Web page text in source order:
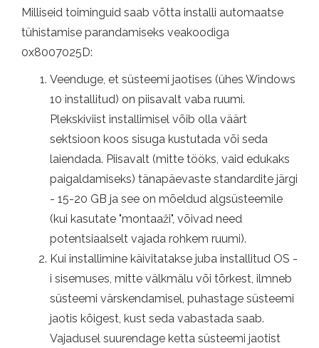
Milliseid toiminguid saab võtta installi automaatse
tühistamise parandamiseks veakoodiga
0x8007025D:
Veenduge, et süsteemi jaotises (ühes Windows
10 installitud) on piisavalt vaba ruumi.
Plekskiviist installimisel võib olla väärt
sektsioon koos sisuga kustutada või seda
laiendada. Piisavalt (mitte tööks, vaid edukaks
paigaldamiseks) tänapäevaste standardite järgi
- 15-20 GB ja see on mõeldud algsüsteemile
(kui kasutate "montaaži", võivad need
potentsiaalselt vajada rohkem ruumi).
Kui installimine käivitatakse juba installitud OS -
i sisemuses, mitte välkmälu või tõrkest, ilmneb
süsteemi värskendamisel, puhastage süsteemi
jaotis kõigest, kust seda vabastada saab.
Vajadusel suurendage ketta süsteemi jaotist